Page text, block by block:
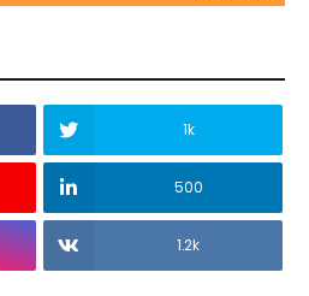
1k
500
1.2k